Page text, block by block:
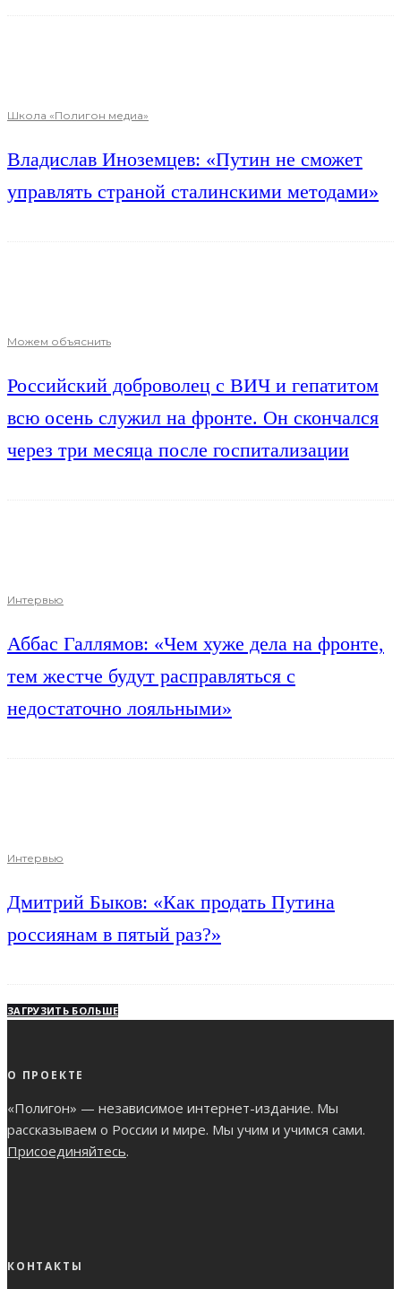
Школа «Полигон медиа»
Владислав Иноземцев: «Путин не сможет
управлять страной сталинскими методами»
Можем объяснить
Российский доброволец с ВИЧ и гепатитом
всю осень служил на фронте. Он скончался
через три месяца после госпитализации
Интервью
Аббас Галлямов: «Чем хуже дела на фронте,
тем жестче будут расправляться с
недостаточно лояльными»
Интервью
Дмитрий Быков: «Как продать Путина
россиянам в пятый раз?»
ЗАГРУЗИТЬ БОЛЬШЕ
О ПРОЕКТЕ
«Полигон» — независимое интернет-издание. Мы
рассказываем о России и мире. Мы учим и учимся сами.
Присоединяйтесь.
КОНТАКТЫ